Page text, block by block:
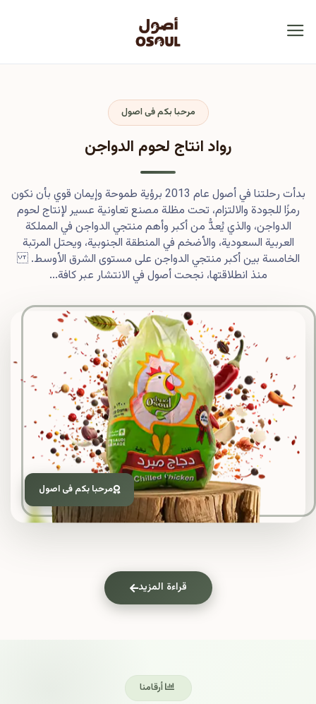
مرحبا بكم فى اصول
مرحبا بكم فى اصول
رواد انتاج لحوم الدواجن
بدأت رحلتنا في أصول عام 2013 برؤية طموحة وإيمان قوي بأن نكون
رمزًا للجودة والالتزام، تحت مظلة مصنع تعاونية عسير لإنتاج لحوم
الدواجن، والذي يُعدُّ من أكبر وأهم منتجي الدواجن في المملكة
العربية السعودية، والأضخم في المنطقة الجنوبية، ويحتل المرتبة
الخامسة بين أكبر منتجي الدواجن على مستوى الشرق الأوسط.
منذ انطلاقتها، نجحت أصول في الانتشار عبر كافة...
قراءة المزيد
أرقامنا